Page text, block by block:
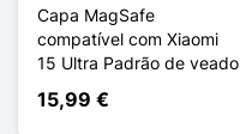
Capa MagSafe
compatível com Xiaomi
15 Ultra Padrão de veado
15,99 €